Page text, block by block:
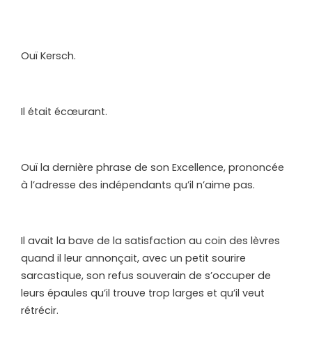
Ouï Kersch.
Il était écœurant.
Ouï la dernière phrase de son Excellence, prononcée
à l’adresse des indépendants qu’il n’aime pas.
Il avait la bave de la satisfaction au coin des lèvres
quand il leur annonçait, avec un petit sourire
sarcastique, son refus souverain de s’occuper de
leurs épaules qu’il trouve trop larges et qu’il veut
rétrécir.